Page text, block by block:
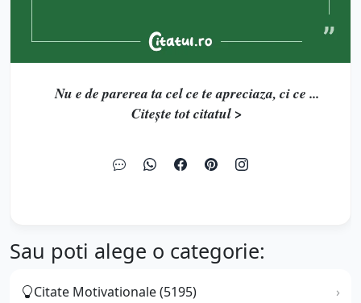
Nu e de parerea ta cel ce te apreciaza, ci ce ...
Citește tot citatul >
Sau poti alege o categorie:
Citate Motivationale (5195)